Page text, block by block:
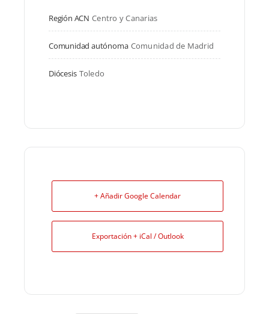
Región ACN Centro y Canarias
Comunidad autónoma Comunidad de Madrid
Diócesis Toledo
+ Añadir Google Calendar
Exportación + iCal / Outlook